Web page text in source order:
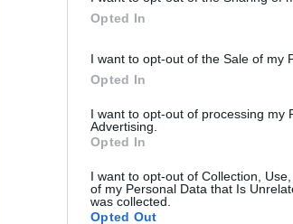
Opted In
I want to opt-out of the Sale of my
Opted In
I want to opt-out of processing my
Advertising.
Opted In
I want to opt-out of Collection,
of my Personal Data that Is
was collected.
Opted Out
Γειτόνοι (5ος
Βουράτε
κύκλος)